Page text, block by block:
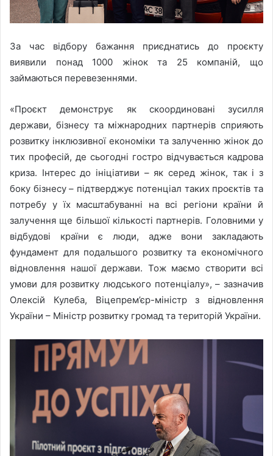
За час відбору бажання приєднатись до проєкту
виявили понад 1000 жінок та 25 компаній, що
займаються перевезеннями.
«Проєкт демонструє як скоординовані зусилля
держави, бізнесу та міжнародних партнерів сприяють
розвитку інклюзивної економіки та залученню жінок до
тих професій, де сьогодні гостро відчувається кадрова
криза. Інтерес до ініціативи – як серед жінок, так і з
боку бізнесу – підтверджує потенціал таких проєктів та
потребу у їх масштабуванні на всі регіони країни й
залучення ще більшої кількості партнерів. Головними у
відбудові країни є люди, адже вони закладають
фундамент для подальшого розвитку та економічного
відновлення нашої держави. Тож маємо створити всі
умови для розвитку людського потенціалу», – зазначив
Олексій Кулеба, Віцепрем’єр-міністр з відновлення
України – Міністр розвитку громад та територій України.